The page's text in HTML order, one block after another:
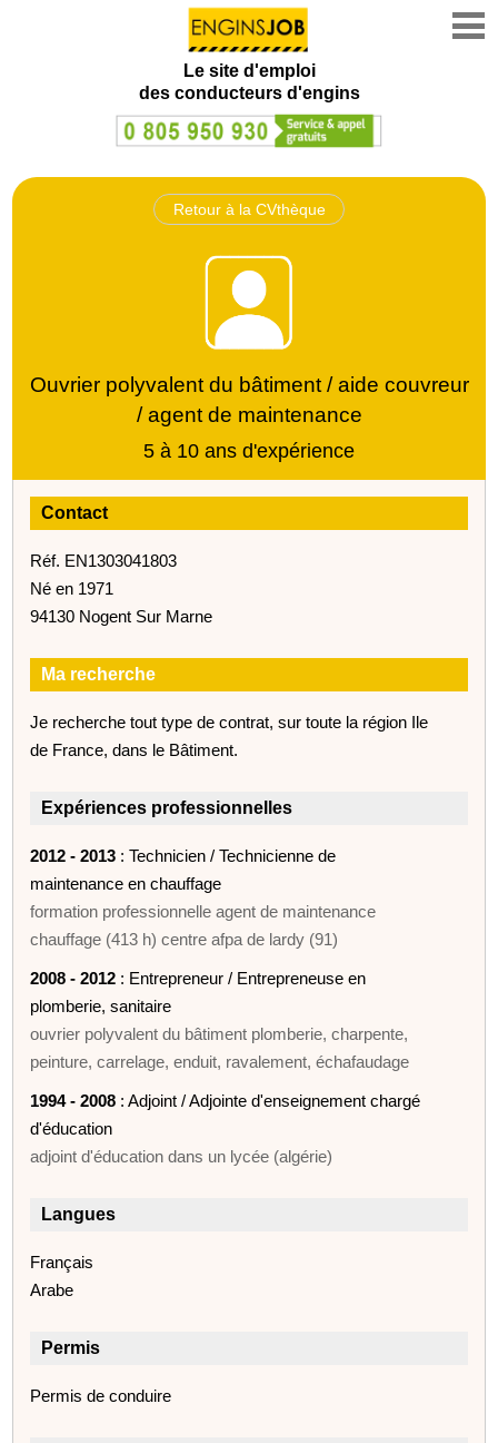
Le site d'emploi
des conducteurs d'engins
Retour à la CVthèque
Ouvrier polyvalent du bâtiment / aide couvreur
/ agent de maintenance
5 à 10 ans d'expérience
Contact
Réf. EN1303041803
Né en 1971
94130 Nogent Sur Marne
Ma recherche
Je recherche tout type de contrat, sur toute la région Ile
de France, dans le Bâtiment.
Expériences professionnelles
2012 - 2013 : Technicien / Technicienne de
maintenance en chauffage
formation professionnelle agent de maintenance
chauffage (413 h) centre afpa de lardy (91)
2008 - 2012 : Entrepreneur / Entrepreneuse en
plomberie, sanitaire
ouvrier polyvalent du bâtiment plomberie, charpente,
peinture, carrelage, enduit, ravalement, échafaudage
1994 - 2008 : Adjoint / Adjointe d'enseignement chargé
d'éducation
adjoint d'éducation dans un lycée (algérie)
Langues
Français
Arabe
Permis
Permis de conduire